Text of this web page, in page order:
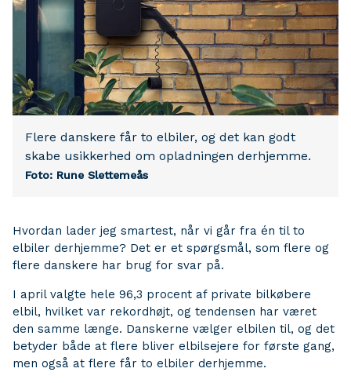
Flere danskere får to elbiler, og det kan godt
skabe usikkerhed om opladningen derhjemme.
Foto: Rune Slettemeås
Hvordan lader jeg smartest, når vi går fra én til to
elbiler derhjemme? Det er et spørgsmål, som flere og
flere danskere har brug for svar på.
I april valgte hele 96,3 procent af private bilkøbere
elbil, hvilket var rekordhøjt, og tendensen har været
den samme længe. Danskerne vælger elbilen til, og det
betyder både at flere bliver elbilsejere for første gang,
men også at flere får to elbiler derhjemme.